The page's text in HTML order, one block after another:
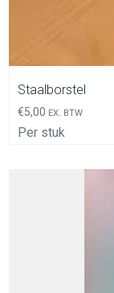
Staalborstel
€5,00 EX. BTW
Per stuk